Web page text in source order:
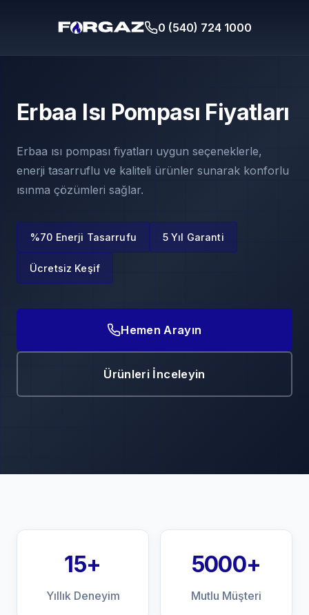
0 (540) 724 1000
Erbaa Isı Pompası Fiyatları
Erbaa ısı pompası fiyatları uygun seçeneklerle,
enerji tasarruflu ve kaliteli ürünler sunarak konforlu
ısınma çözümleri sağlar.
%70 Enerji Tasarrufu 5 Yıl Garanti
Ücretsiz Keşif
Hemen Arayın
Ürünleri İnceleyin
15+
Yıllık Deneyim
5000+
Mutlu Müşteri